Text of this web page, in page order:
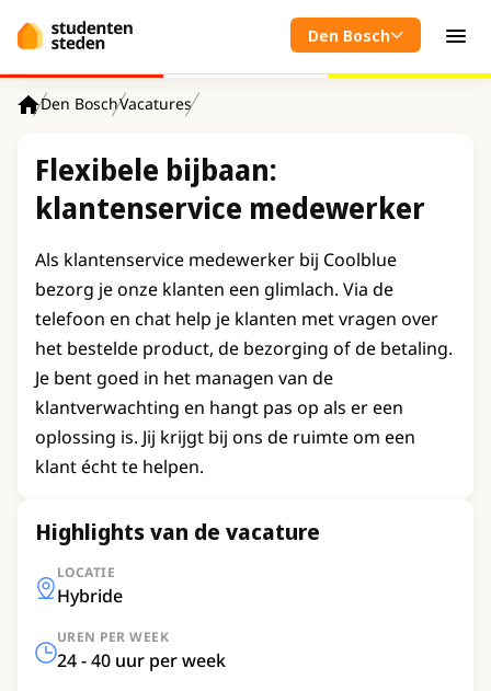
Den Bosch
Den BoschVacatures
Flexibele bijbaan:
klantenservice medewerker
Als klantenservice medewerker bij Coolblue
bezorg je onze klanten een glimlach. Via de
telefoon en chat help je klanten met vragen over
het bestelde product, de bezorging of de betaling.
Je bent goed in het managen van de
klantverwachting en hangt pas op als er een
oplossing is. Jij krijgt bij ons de ruimte om een
klant écht te helpen.
Highlights van de vacature
LOCATIE
Hybride
UREN PER WEEK
24 - 40 uur per week